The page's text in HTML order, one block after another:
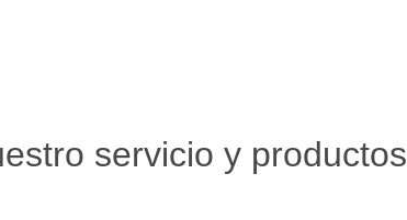
servicio y productos